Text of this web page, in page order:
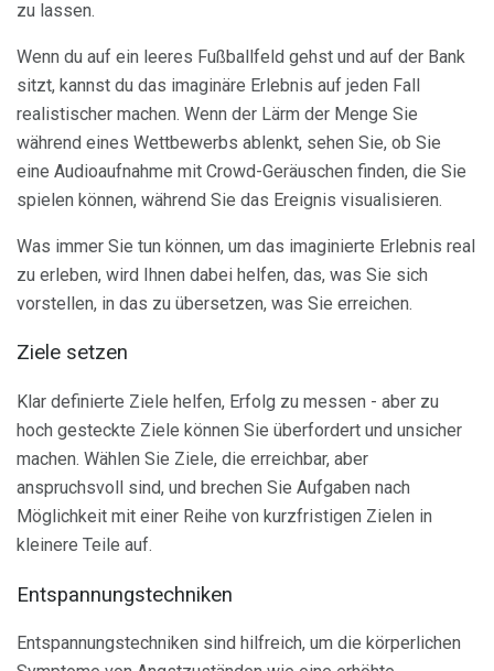
zu lassen.
Wenn du auf ein leeres Fußballfeld gehst und auf der Bank
sitzt, kannst du das imaginäre Erlebnis auf jeden Fall
realistischer machen. Wenn der Lärm der Menge Sie
während eines Wettbewerbs ablenkt, sehen Sie, ob Sie
eine Audioaufnahme mit Crowd-Geräuschen finden, die Sie
spielen können, während Sie das Ereignis visualisieren.
Was immer Sie tun können, um das imaginierte Erlebnis real
zu erleben, wird Ihnen dabei helfen, das, was Sie sich
vorstellen, in das zu übersetzen, was Sie erreichen.
Ziele setzen
Klar definierte Ziele helfen, Erfolg zu messen - aber zu
hoch gesteckte Ziele können Sie überfordert und unsicher
machen. Wählen Sie Ziele, die erreichbar, aber
anspruchsvoll sind, und brechen Sie Aufgaben nach
Möglichkeit mit einer Reihe von kurzfristigen Zielen in
kleinere Teile auf.
Entspannungstechniken
Entspannungstechniken sind hilfreich, um die körperlichen